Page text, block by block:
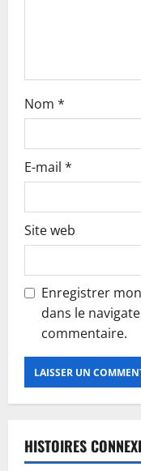
Nom *
E-mail *
Site web
Enregistrer
dans le
commentaire.
HISTOIRES